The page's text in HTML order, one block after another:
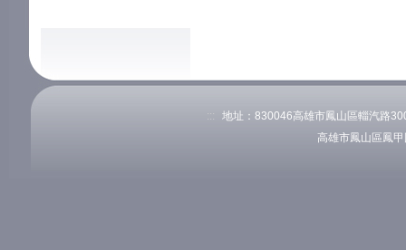
:::
地址：830046高雄市鳳山區輜汽路
高雄市鳳山區鳳